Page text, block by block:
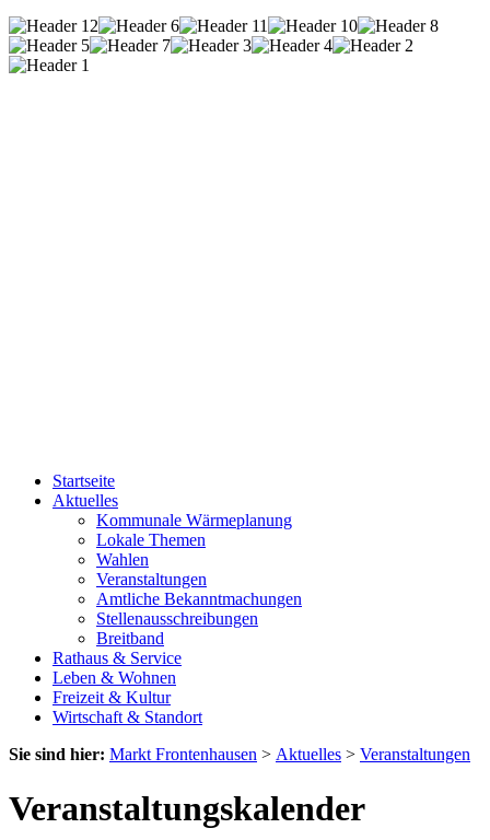
Startseite
Aktuelles
Kommunale Wärmeplanung
Lokale Themen
Wahlen
Veranstaltungen
Amtliche Bekanntmachungen
Stellenausschreibungen
Breitband
Rathaus & Service
Leben & Wohnen
Freizeit & Kultur
Wirtschaft & Standort
Sie sind hier: Markt Frontenhausen > Aktuelles > Veranstaltungen
Veranstaltungskalender